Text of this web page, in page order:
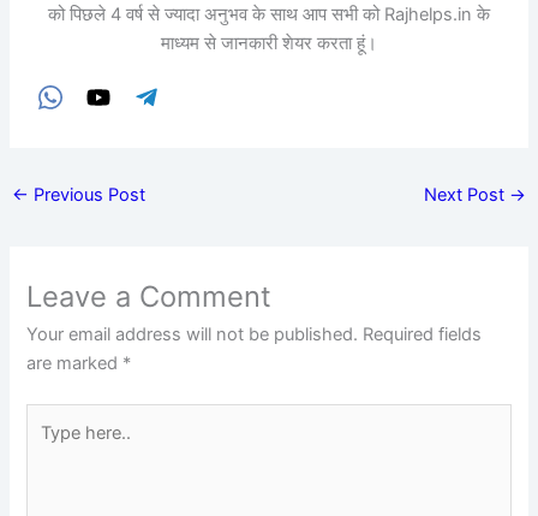
को पिछले 4 वर्ष से ज्यादा अनुभव के साथ आप सभी को Rajhelps.in के
माध्यम से जानकारी शेयर करता हूं।
← Previous Post Next Post →
Leave a Comment
Your email address will not be published. Required fields
are marked *
here..